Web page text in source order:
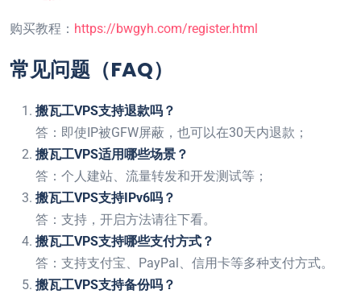
购买教程： https://bwgyh.com/register.html
常见问题（FAQ）
搬瓦工VPS支持退款吗？
答：即使IP被GFW屏蔽，也可以在30天内退款；
搬瓦工VPS适用哪些场景？
答：个人建站、流量转发和开发测试等；
搬瓦工VPS支持IPv6吗？
答：支持，开启方法请往下看。
搬瓦工VPS支持哪些支付方式？
答：支持支付宝、PayPal、信用卡等多种支付方式。
搬瓦工VPS支持备份吗？